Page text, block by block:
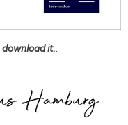
download it..